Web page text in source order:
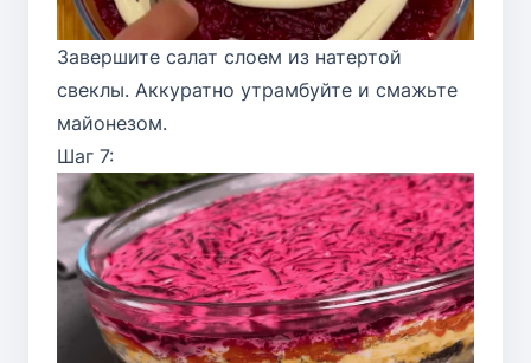
Завершите салат слоем из натертой
свеклы. Аккуратно утрамбуйте и смажьте
майонезом.
Шаг 7: